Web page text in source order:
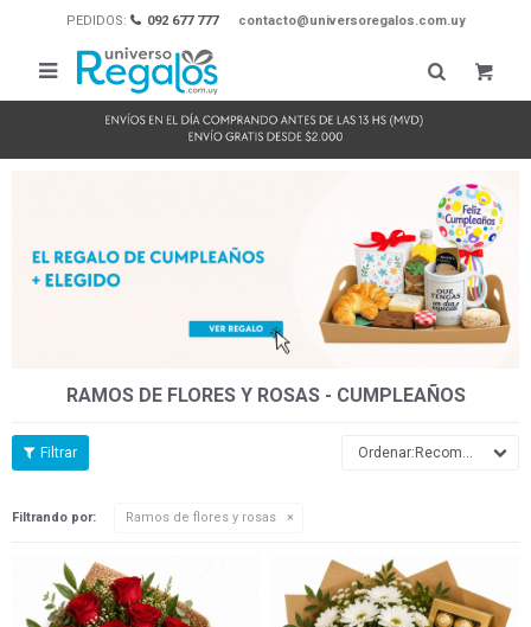
PEDIDOS: 092 677 777 contacto@universoregalos.com.uy

RAMOS DE FLORES Y ROSAS - CUMPLEAÑOS
Recomendados
Filtrando por: Ramos de flores y rosas